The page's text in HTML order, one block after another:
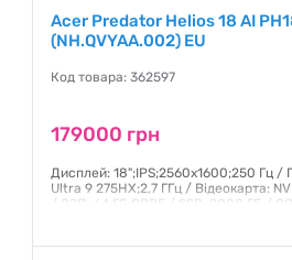
Acer Predator Helios 18 AI
(NH.QVYAA.002) EU
Код товара: 362597
179000 грн
Дисплей: 18";IPS;2560x1600;250 Гц /
Ultra 9 275HX;2,7 ГГц / Відеокарта:
/ ОЗП: 64 ГБ;DDR5 / SSD: 2000 ГБ /
Гарантия:12 месяцев